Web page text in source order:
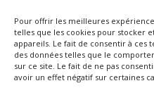
Pour offrir les meilleures
telles que les cookies pour stocker
appareils. Le fait de consentir à
des données telles que le
sur ce site. Le fait de ne pas
avoir un effet négatif sur certaines